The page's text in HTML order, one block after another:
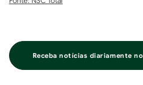
Receba notícias diariamente